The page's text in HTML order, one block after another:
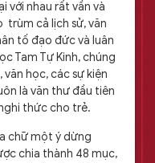
với nhau rất vần và
trùm cả lịch sử, văn
tố đạo đức và luân
Tam Tự Kinh, chúng
học, các sự kiện
là văn thư đầu tiên
thức cho trẻ.
chữ một ý dừng
chia thành 48 mục,